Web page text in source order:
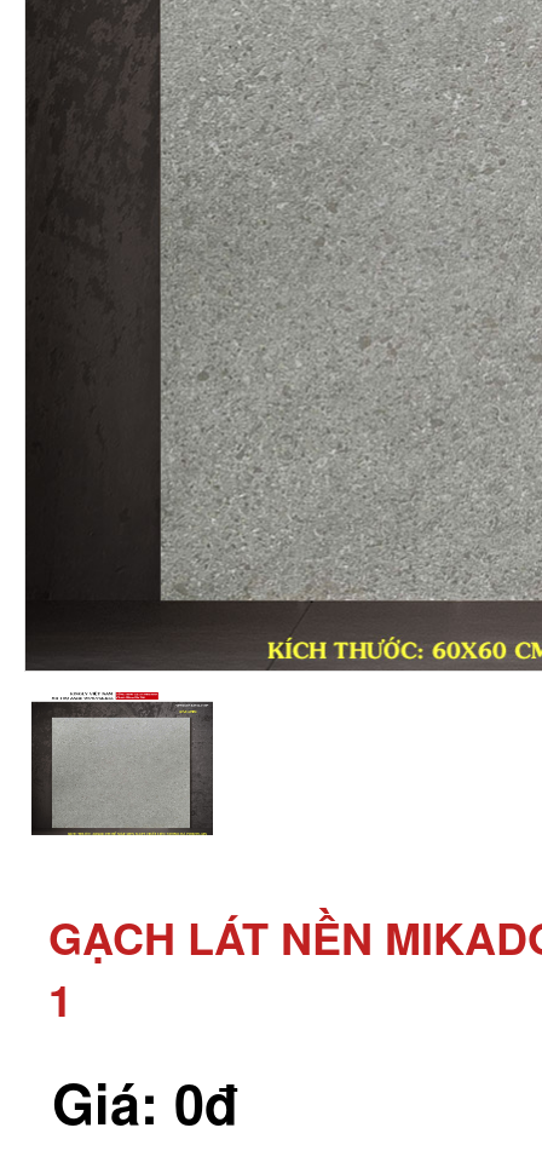
GẠCH LÁT NỀN
1
Giá: 0đ